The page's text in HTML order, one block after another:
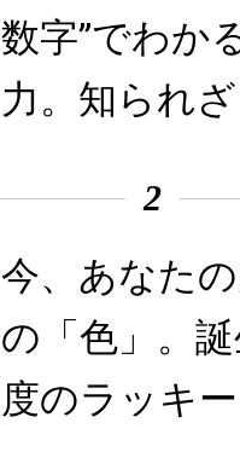
数字”でわか
力。知られ
2
今、あなた
の「色」。
度のラッキ